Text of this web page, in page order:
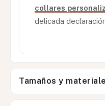
collares
delicada
Tamaños y